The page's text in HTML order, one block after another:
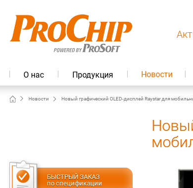
О нас Продукция Новости
Новости Новый графический OLED-дисплей Raystar для
БЫСТРЫЙ ЗАКАЗ
по спецификации